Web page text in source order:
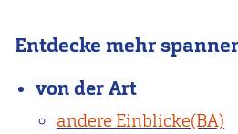
Entdecke mehr
von der Art
andere Einblicke(BA)